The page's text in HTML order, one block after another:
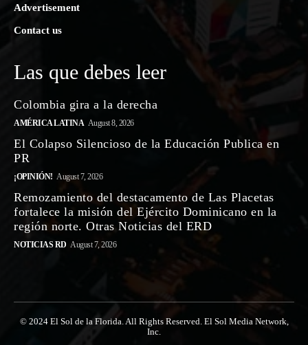
Advertisement
Contact us
Las que debes leer
Colombia gira a la derecha
AMÉRICA LATINA August 8, 2026
El Colapso Silencioso de la Educación Publica en
PR
¡OPINIÓN! August 7, 2026
Remozamiento del destacamento de Las Placetas
fortalece la misión del Ejército Dominicano en la
región norte. Otras Noticias del ERD
NOTICIAS RD August 7, 2026
© 2024 El Sol de la Florida. All Rights Reserved. El Sol Media Network,
Inc.